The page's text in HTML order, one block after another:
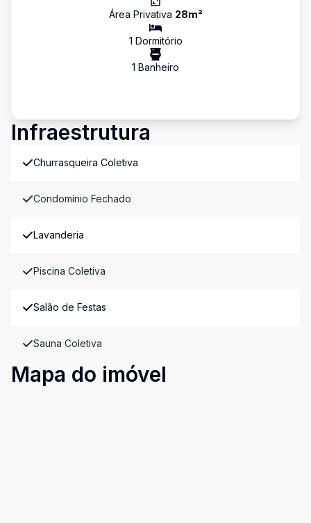
Área Privativa 28m²
1 Dormitório
1 Banheiro
Infraestrutura
Churrasqueira Coletiva
Condomínio Fechado
Lavanderia
Piscina Coletiva
Salão de Festas
Sauna Coletiva
Mapa do imóvel